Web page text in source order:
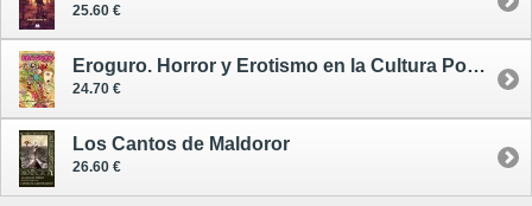
25.60 €
Eroguro. Horror y Erotismo en la Cultura Popular Japonesa
24.70 €
Los Cantos de Maldoror
26.60 €